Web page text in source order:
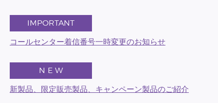
IMPORTANT
コールセンター着信番号一時変更のお知らせ
N E W
新製品、限定販売製品、キャンペーン製品のご紹介